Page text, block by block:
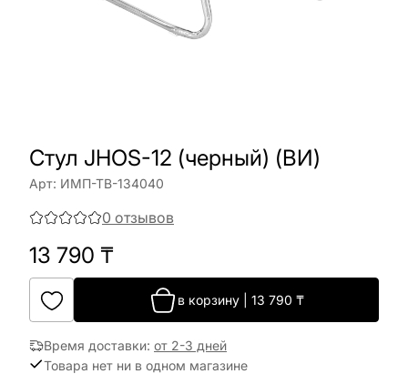
Стул JHOS-12 (черный) (ВИ)
Арт: ИМП-ТВ-134040
0 отзывов
13 790 ₸
в корзину 13 790 ₸
Время доставки: от 2-3 дней
Товара нет ни в одном магазине